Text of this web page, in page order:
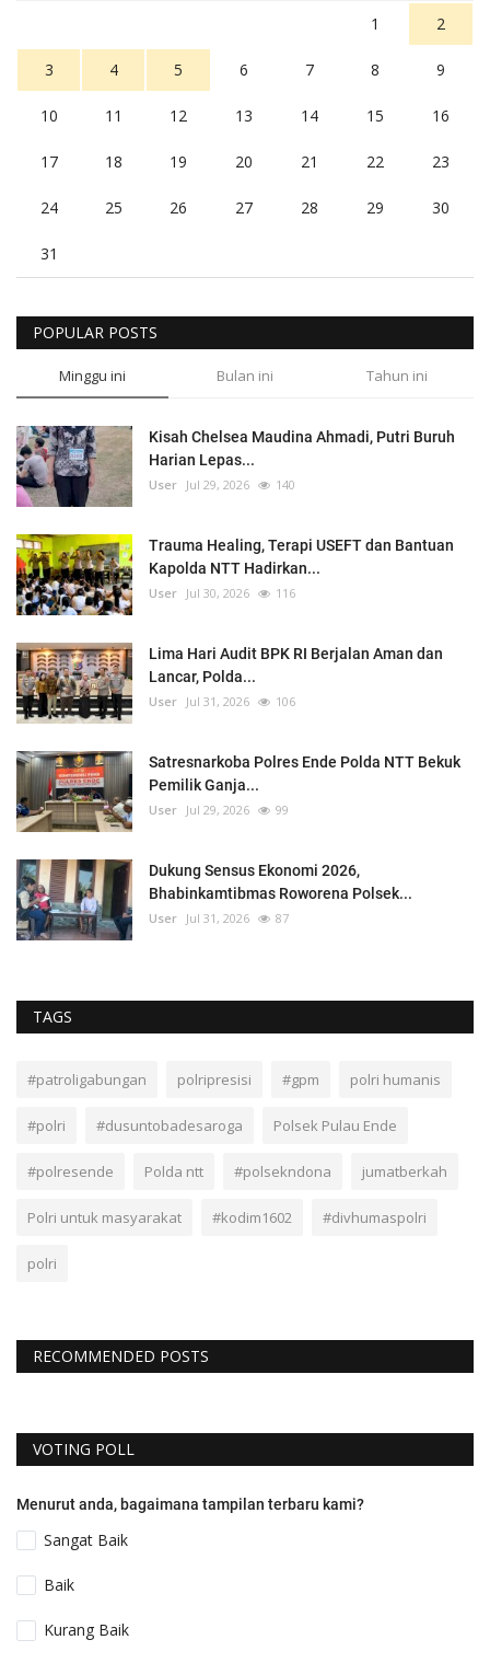
1
2
3 4 5 6 7 8 9
10 11 12 13 14 15 16
17 18 19 20 21 22 23
24 25 26 27 28 29 30
31
POPULAR POSTS
Minggu ini Bulan ini Tahun ini
Kisah Chelsea Maudina Ahmadi, Putri Buruh
Harian Lepas...
User Jul 29, 2026 140
Trauma Healing, Terapi USEFT dan Bantuan
Kapolda NTT Hadirkan...
User Jul 30, 2026 116
Lima Hari Audit BPK RI Berjalan Aman dan
Lancar, Polda...
User Jul 31, 2026 106
Satresnarkoba Polres Ende Polda NTT Bekuk
Pemilik Ganja...
User Jul 29, 2026 99
Dukung Sensus Ekonomi 2026,
Bhabinkamtibmas Roworena Polsek...
User Jul 31, 2026 87
TAGS
#patroligabungan polripresisi #gpm polri humanis
#polri #dusuntobadesaroga Polsek Pulau Ende
#polresende Polda ntt #polsekndona jumatberkah
Polri untuk masyarakat #kodim1602 #divhumaspolri
polri
RECOMMENDED POSTS
VOTING POLL
Menurut anda, bagaimana tampilan terbaru kami?
Sangat Baik
Baik
Kurang Baik